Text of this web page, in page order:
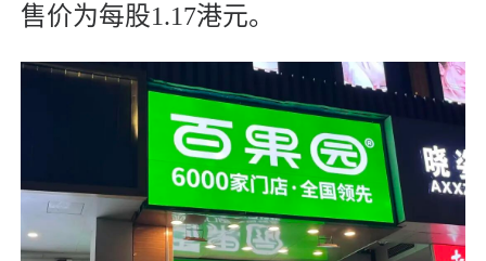
售价为每股1.17港元。